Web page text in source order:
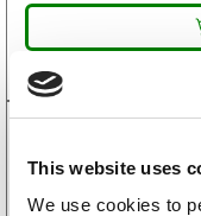
This website uses
We use cookies to
Bromstrumma
1809kr